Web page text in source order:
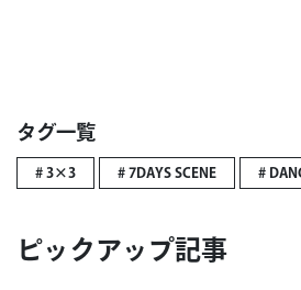
タグ一覧
# 3×3 # 7DAYS SCENE #
ピックアップ記事